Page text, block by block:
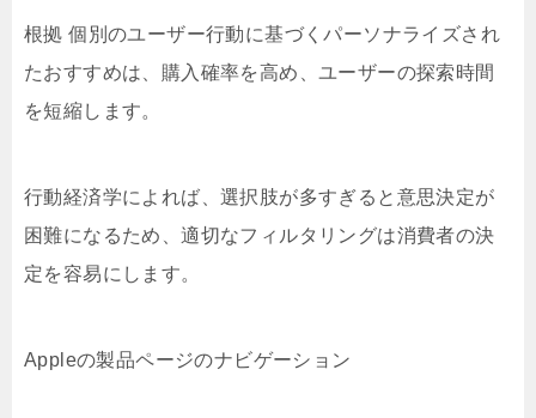
根拠 個別のユーザー行動に基づくパーソナライズされ
たおすすめは、購入確率を高め、ユーザーの探索時間
を短縮します。
行動経済学によれば、選択肢が多すぎると意思決定が
困難になるため、適切なフィルタリングは消費者の決
定を容易にします。
Appleの製品ページのナビゲーション